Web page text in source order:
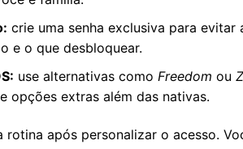
crie uma senha exclusiva para evitar
e o que desbloquear.
use alternativas como Freedom ou
opções extras além das nativas.
rotina após personalizar o acesso.